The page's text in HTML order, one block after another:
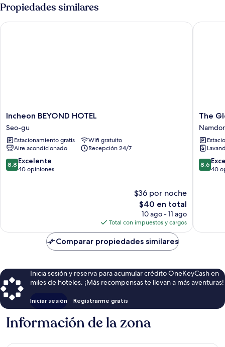
Propiedades similares
Incheon
BEYOND
HOTEL
Seo-
gu
Incheon BEYOND HOTEL
Seo-gu
Estacionamiento gratis
Wifi gratuito
Aire acondicionado
Recepción 24/7
8.8
de
8.8 Excelente
40 opiniones
$36 por noche
El
precio
actual
es
de
$40
$40 en total
10 ago - 11 ago
Total con impuestos y cargos
Incheon BEYOND HOTEL
The
Gleam
Hotel
gu
The
8.6
de
8.6
40
The
Comparar propiedades similares
Inicia sesión y reserva para acumular crédito OneKeyCash en
miles de hoteles. ¡Más recompensas te llevan a más aventuras!
Iniciar sesión Registrarme gratis
Información de la zona